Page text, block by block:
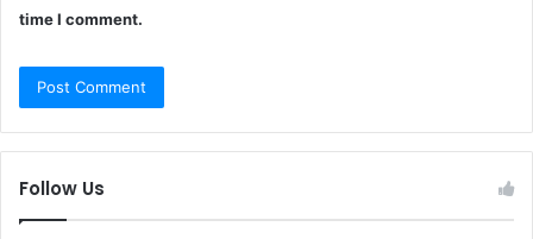
time I comment.
Follow Us